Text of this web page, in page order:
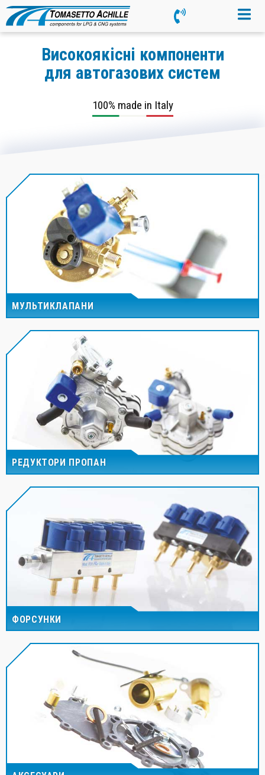
Високоякісні компоненти
для автогазових систем
100% made in Italy
МУЛЬТИКЛАПАНИ
РЕДУКТОРИ ПРОПАН
ФОРСУНКИ